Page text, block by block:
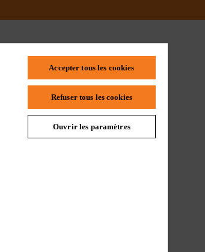
STIHL FAQ
L'Enregistrement
Accepter tous les cookies
Refuser tous les cookies
Ouvrir les paramètres